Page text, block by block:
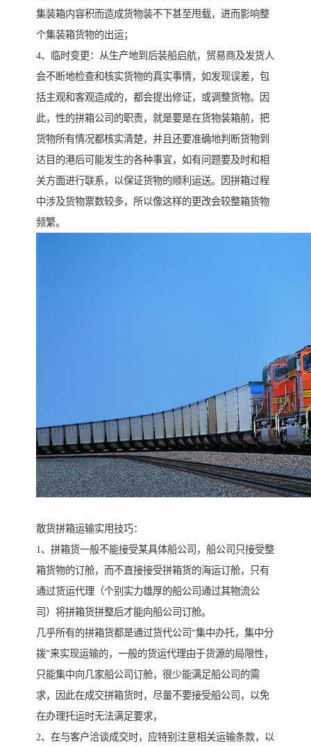
集装箱内容积而造成货物装不下甚至甩载，进而影响整
个集装箱货物的出运；
4、临时变更：从生产地到后装船启航，贸易商及发货人
会不断地检查和核实货物的真实事情，如发现误差，包
括主观和客观造成的，都会提出修证，或调整货物。因
此，性的拼箱公司的职责，就是要是在货物装箱前，把
货物所有情况都核实清楚，并且还要准确地判断货物到
达目的港后可能发生的各种事宜，如有问题要及时和相
关方面进行联系，以保证货物的顺利运送。因拼箱过程
中涉及货物票数较多，所以像这样的更改会较整箱货物
频繁。
散货拼箱运输实用技巧：
1、拼箱货一般不能接受某具体船公司，船公司只接受整
箱货物的订舱，而不直接接受拼箱货的海运订舱，只有
通过货运代理（个别实力雄厚的船公司通过其物流公
司）将拼箱货拼整后才能向船公司订舱。
几乎所有的拼箱货都是通过货代公司“集中办托，集中分
拨”来实现运输的，一般的货运代理由于货源的局限性，
只能集中向几家船公司订舱，很少能满足船公司的需
求，因此在成交拼箱货时，尽量不要接受船公司，以免
在办理托运时无法满足要求，
2、在与客户洽谈成交时，应特别注意相关运输条款，以